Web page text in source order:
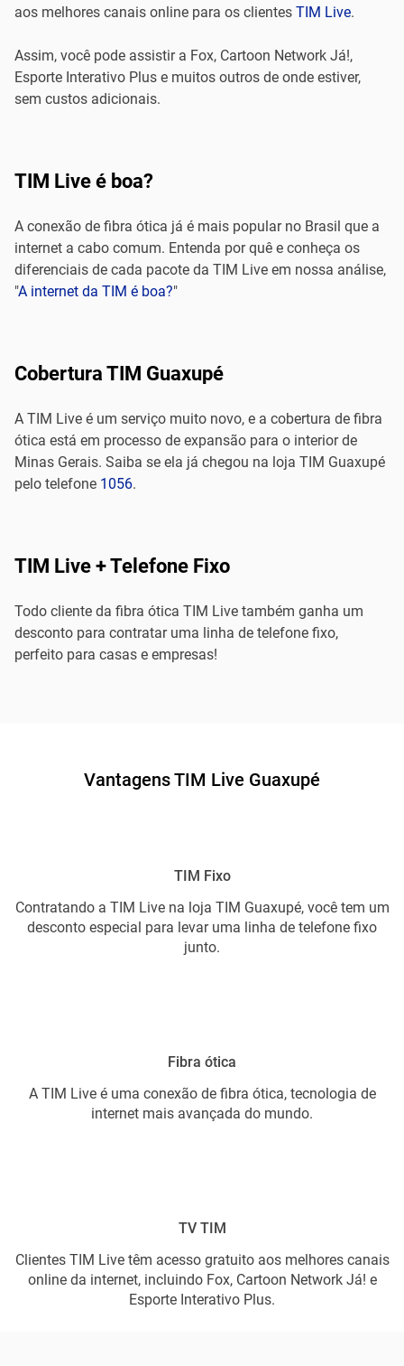
aos melhores canais online para os clientes TIM Live.
Assim, você pode assistir a Fox, Cartoon Network Já!,
Esporte Interativo Plus e muitos outros de onde estiver,
sem custos adicionais.
TIM Live é boa?
A conexão de fibra ótica já é mais popular no Brasil que a
internet a cabo comum. Entenda por quê e conheça os
diferenciais de cada pacote da TIM Live em nossa análise,
"A internet da TIM é boa?"
Cobertura TIM Guaxupé
A TIM Live é um serviço muito novo, e a cobertura de fibra
ótica está em processo de expansão para o interior de
Minas Gerais. Saiba se ela já chegou na loja TIM Guaxupé
pelo telefone 1056.
TIM Live + Telefone Fixo
Todo cliente da fibra ótica TIM Live também ganha um
desconto para contratar uma linha de telefone fixo,
perfeito para casas e empresas!
Vantagens TIM Live Guaxupé
TIM Fixo
Contratando a TIM Live na loja TIM Guaxupé, você tem um
desconto especial para levar uma linha de telefone fixo
junto.
Fibra ótica
A TIM Live é uma conexão de fibra ótica, tecnologia de
internet mais avançada do mundo.
TV TIM
Clientes TIM Live têm acesso gratuito aos melhores canais
online da internet, incluindo Fox, Cartoon Network Já! e
Esporte Interativo Plus.